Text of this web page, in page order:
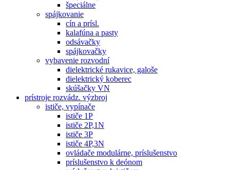
špeciálne
spájkovanie
cín a prísl.
kalafúna a pasty
odsávačky
spájkovačky
vybavenie rozvodní
dielektrické rukavice, galoše
dielektrický koberec
skúšačky VN
prístroje rozvádz. výzbroj
ističe, vypínače
ističe 1P
ističe 2P,1N
ističe 3P
ističe 4P,3N
ovládače modulárne, príslušenstvo
príslušenstvo k deónom